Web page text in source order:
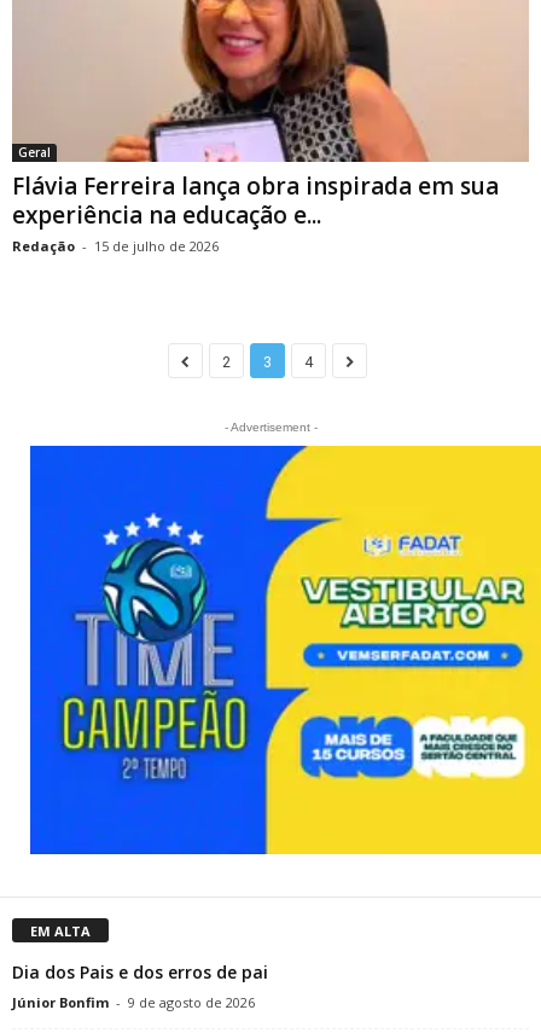
Geral
Flávia Ferreira lança obra inspirada em sua
experiência na educação e...
Redação - 15 de julho de 2026
2 3 4
- Advertisement -
EM ALTA
Dia dos Pais e dos erros de pai
Júnior Bonfim - 9 de agosto de 2026